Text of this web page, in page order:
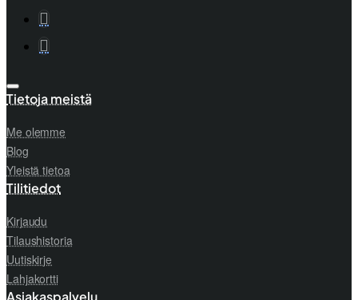
Tietoja meistä
Me olemme
Blog
Yleistä tietoa
Tilitiedot
Kirjaudu
Tilaushistoria
Uutiskirje
Lahjakortti
Asiakaspalvelu